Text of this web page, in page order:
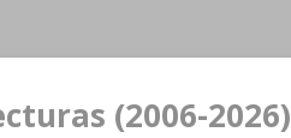
(2006-2026)